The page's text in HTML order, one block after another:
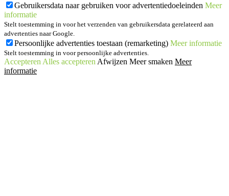
Gebruikersdata naar gebruiken voor advertentiedoeleinden Meer
informatie
Stelt toestemming in voor het verzenden van gebruikersdata gerelateerd aan
advertenties naar Google.
Persoonlijke advertenties toestaan (remarketing) Meer informatie
Stelt toestemming in voor persoonlijke advertenties.
Accepteren Alles accepteren Afwijzen Meer smaken Meer
informatie